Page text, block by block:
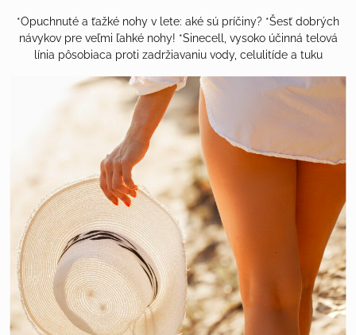
*Opuchnuté a ťažké nohy v lete: aké sú príčiny? *Šesť dobrých
návykov pre veľmi ľahké nohy! *Sinecell, vysoko účinná telová
línia pôsobiaca proti zadržiavaniu vody, celulitíde a tuku